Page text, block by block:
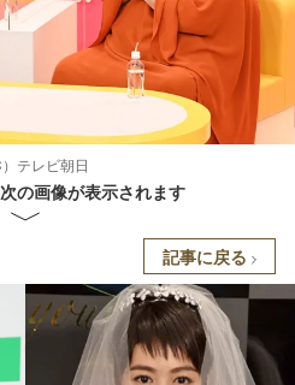
テレビ朝日
の画像が表示されます
記事に戻る